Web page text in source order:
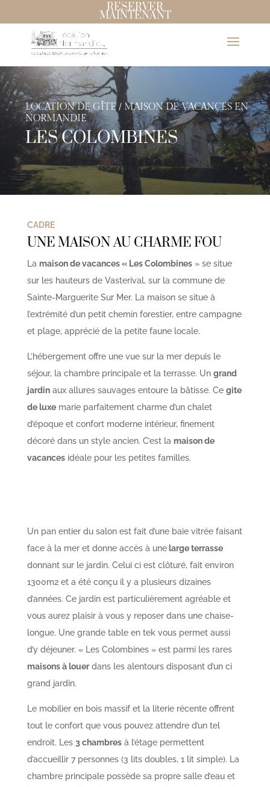
RESERVER
MAINTENANT
LOCATION DE GÎTE / MAISON DE VACANCES EN
NORMANDIE
LES COLOMBINES
CADRE
UNE MAISON AU CHARME FOU
La maison de vacances « Les Colombines» se situe
sur les hauteurs de Vasterival, sur la commune de
Sainte-Marguerite Sur Mer. La maison se situe à
l’extrémité d’un petit chemin forestier, entre campagne
et plage, apprécié de la petite faune locale.
L’hébergement offre une vue sur la mer depuis le
séjour, la chambre principale et la terrasse. Un grand
jardinaux allures sauvages entoure la bâtisse. Ce gite
de luxemarie parfaitement charme d’un chalet
d’époque et confort moderne intérieur, finement
décoré dans un style ancien. C’est la maison de
vacancesidéale pour les petites familles.
Un pan entier du salon est fait d’une baie vitrée faisant
face à la mer et donne accès à unelarge terrasse
donnant sur le jardin. Celui ci est clôturé, fait environ
1300m2 et a été conçu il y a plusieurs dizaines
d’années. Ce jardin est particulièrement agréable et
vous aurez plaisir à vous y reposer dans une chaise-
longue. Une grande table en tek vous permet aussi
d’y déjeuner. « Les Colombines » est parmi les rares
maisons à louerdans les alentours disposant d’un ci
grand jardin.
Le mobilier en bois massif et la literie récente offrent
tout le confort que vous pouvez attendre d’un tel
endroit. Les 3 chambresà l’étage permettent
d’accueillir 7 personnes (3 lits doubles, 1 lit simple). La
chambre principale possède sa propre salle d’eau et